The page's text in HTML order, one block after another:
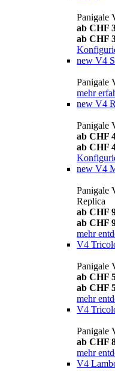
Panigale
ab CHF
ab CHF
new V4
Panigale
mehr
new V4 R
Panigale
ab CHF
ab CHF
new V4
Panigale
Replica
ab CHF
ab CHF
mehr
V4
Panigale
ab CHF
ab CHF
mehr
V4
Panigale
ab CHF
mehr
V4